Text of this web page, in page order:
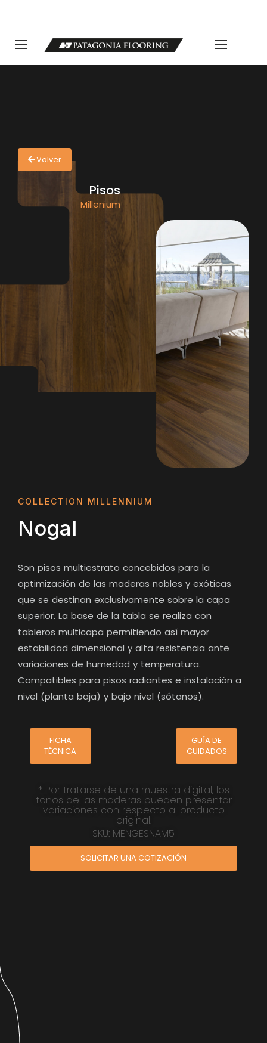
Viernes de 8 a 17 hs.
Volver
Pisos
Millenium
COLLECTION MILLENNIUM
Nogal
Son pisos multiestrato concebidos para la
optimización de las maderas nobles y exóticas
que se destinan exclusivamente sobre la capa
superior. La base de la tabla se realiza con
tableros multicapa permitiendo así mayor
estabilidad dimensional y alta resistencia ante
variaciones de humedad y temperatura.
Compatibles para pisos radiantes e instalación a
nivel (planta baja) y bajo nivel (sótanos).
FICHA
TÉCNICA
GUÍA DE
CUIDADOS
* Por tratarse de una muestra digital, los
tonos de las maderas pueden presentar
variaciones con respecto al producto
original.
SKU: MENGESNAM5
SOLICITAR UNA COTIZACIÓN